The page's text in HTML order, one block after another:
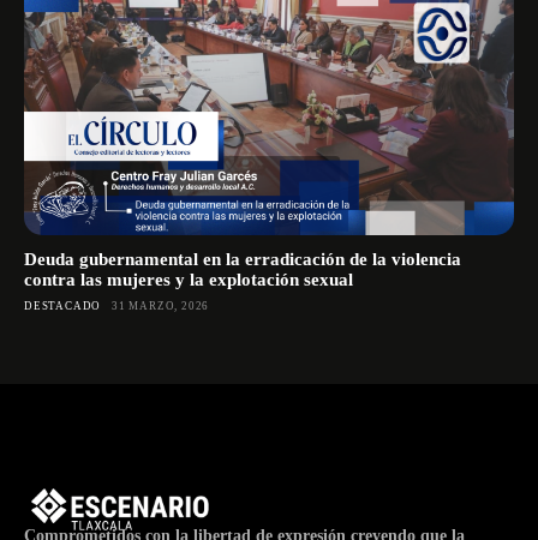
Deuda gubernamental en la erradicación de la violencia
contra las mujeres y la explotación sexual
DESTACADO 31 MARZO, 2026
Comprometidos con la libertad de expresión creyendo que la